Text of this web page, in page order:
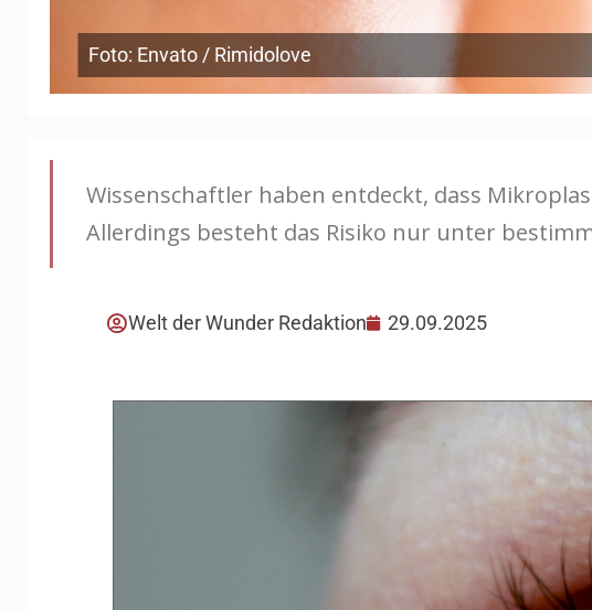
Foto: Envato / Rimidolove
Wissenschaftler haben entdeckt, dass
Allerdings besteht das Risiko nur unter
Welt der Wunder Redaktion 29.09.2025